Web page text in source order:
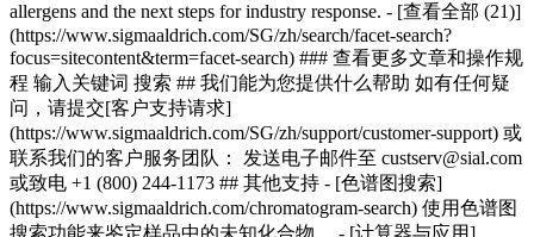
allergens and the next steps for industry response. - [查看全部 (21)]
(https://www.sigmaaldrich.com/SG/zh/search/facet-search?
focus=sitecontent&term=facet-search) ### 查看更多文章和操作规
程 输入关键词 搜索 ## 我们能为您提供什么帮助 如有任何疑
问，请提交[客户支持请求]
(https://www.sigmaaldrich.com/SG/zh/support/customer-support) 或
联系我们的客户服务团队： 发送电子邮件至 custserv@sial.com
或致电 +1 (800) 244-1173 ## 其他支持 - [色谱图搜索]
(https://www.sigmaaldrich.com/chromatogram-search) 使用色谱图
搜索功能来鉴定样品中的未知化合物。 - [计算器与应用]